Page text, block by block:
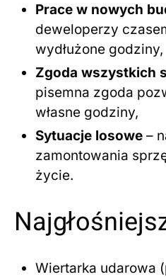
Prace w nowych
deweloperzy
wydłużone godziny,
Zgoda wszystkich
pisemna zgoda
własne godziny,
Sytuacje losowe –
zamontowania
życie.
Wiertarka udarowa